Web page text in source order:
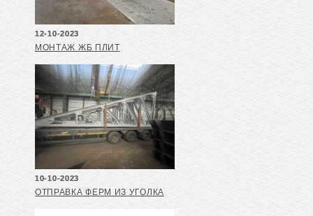
12-10-2023
МОНТАЖ ЖБ ПЛИТ
10-10-2023
ОТПРАВКА ФЕРМ ИЗ УГОЛКА